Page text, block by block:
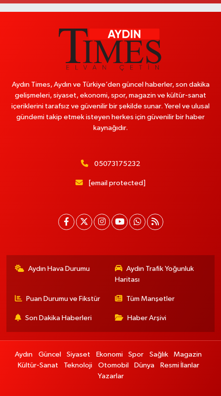
Aydın Times, Aydın ve Türkiye’den güncel haberler, son dakika
gelişmeleri, siyaset, ekonomi, spor, magazin ve kültür-sanat
içeriklerini tarafsız ve güvenilir bir şekilde sunar. Yerel ve ulusal
gündemi takip etmek isteyen herkes için güvenilir bir haber
kaynağıdır.
05073175232
[email protected]
Aydın Hava Durumu
Aydın Trafik Yoğunluk
Haritası
Puan Durumu ve Fikstür Tüm Manşetler
Son Dakika Haberleri Haber Arşivi
Aydın Güncel Siyaset Ekonomi Spor Sağlık
Magazin
Kültür-Sanat
Teknoloji Otomobil Dünya
Resmi İlanlar
Yazarlar